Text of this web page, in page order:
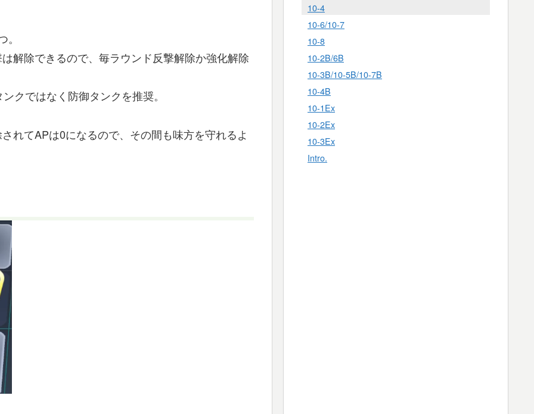
解除できるので、毎ラウンド反撃解除か強化解除
クではなく防御タンクを推奨。
れてAPは0になるので、その間も味方を守れるよ
10-4
10-6/10-7
10-8
10-2B/6B
10-3B/10-5B/10-7B
10-4B
10-1Ex
10-2Ex
10-3Ex
Intro.